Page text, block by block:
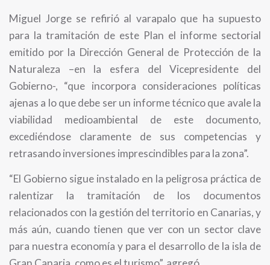
Miguel Jorge se refirió al varapalo que ha supuesto
para la tramitación de este Plan el informe sectorial
emitido por la Dirección General de Protección de la
Naturaleza –en la esfera del Vicepresidente del
Gobierno-, “que incorpora consideraciones políticas
ajenas a lo que debe ser un informe técnico que avale la
viabilidad medioambiental de este documento,
excediéndose claramente de sus competencias y
retrasando inversiones imprescindibles para la zona”.
“El Gobierno sigue instalado en la peligrosa práctica de
ralentizar la tramitación de los documentos
relacionados con la gestión del territorio en Canarias, y
más aún, cuando tienen que ver con un sector clave
para nuestra economía y para el desarrollo de la isla de